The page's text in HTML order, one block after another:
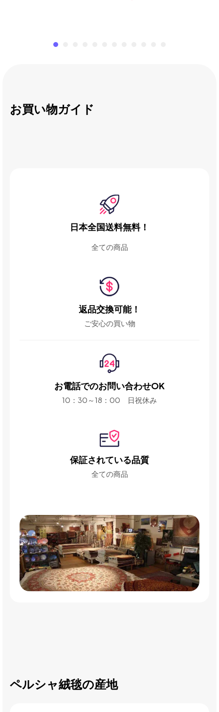
お買い物ガイド
日本全国送料無料！
全ての商品
返品交換可能！
ご安心の買い物
お電話でのお問い合わせOK
10：30～18：00 日祝休み
保証されている品質
全ての商品
ペルシャ絨毯の産地